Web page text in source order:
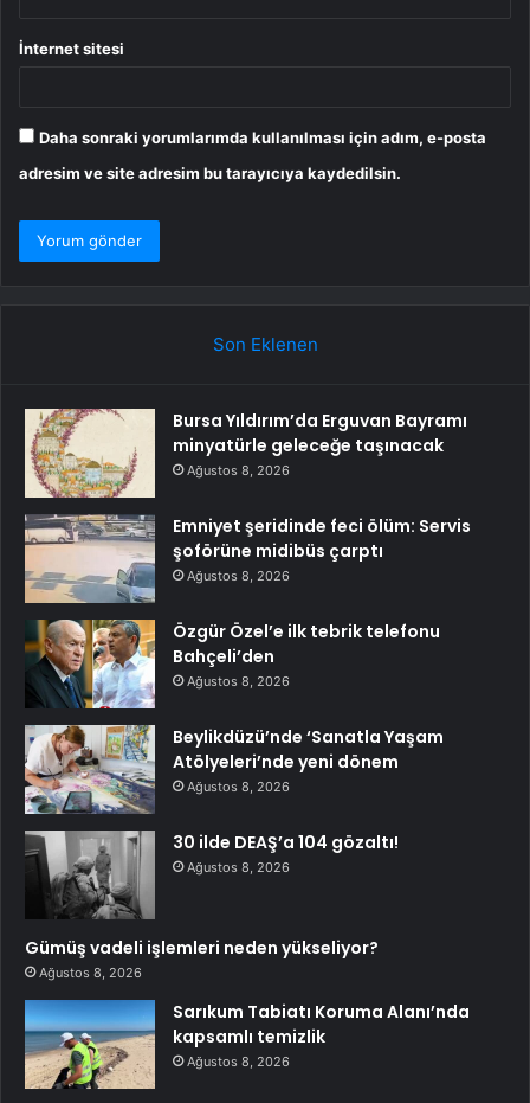
İnternet sitesi
Daha sonraki yorumlarımda kullanılması için adım, e-posta
adresim ve site adresim bu tarayıcıya kaydedilsin.
Son Eklenen
Bursa Yıldırım’da Erguvan Bayramı
minyatürle geleceğe taşınacak
Ağustos 8, 2026
Emniyet şeridinde feci ölüm: Servis
şoförüne midibüs çarptı
Ağustos 8, 2026
Özgür Özel’e ilk tebrik telefonu
Bahçeli’den
Ağustos 8, 2026
Beylikdüzü’nde ‘Sanatla Yaşam
Atölyeleri’nde yeni dönem
Ağustos 8, 2026
30 ilde DEAŞ’a 104 gözaltı!
Ağustos 8, 2026
Gümüş vadeli işlemleri neden yükseliyor?
Ağustos 8, 2026
Sarıkum Tabiatı Koruma Alanı’nda
kapsamlı temizlik
Ağustos 8, 2026